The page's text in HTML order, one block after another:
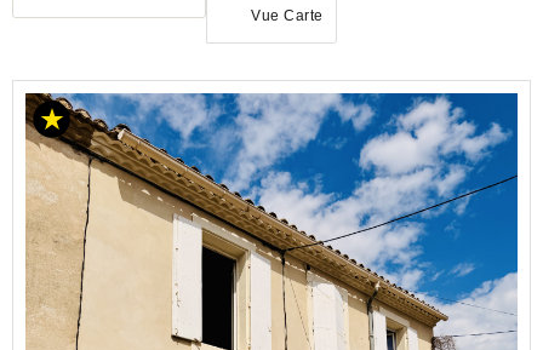
Vue Carte
ACHAT
MAISON
OCCITANIE
GARD
(30)
VAUVERT
(30600)